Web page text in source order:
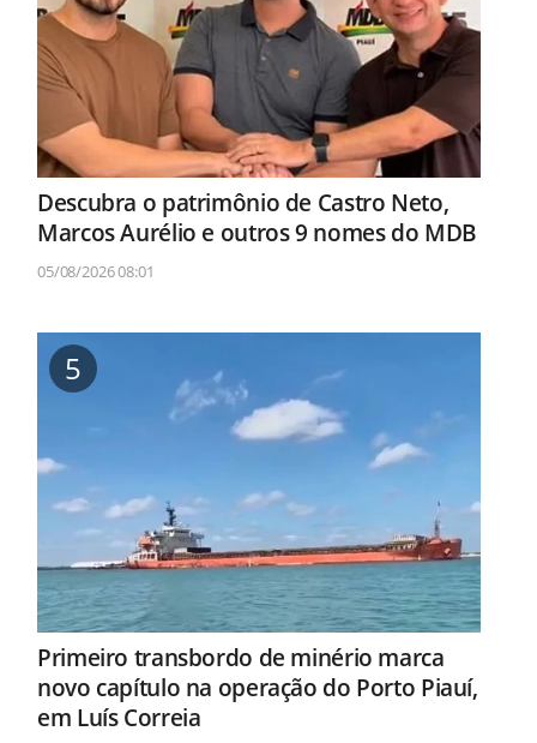
Descubra o patrimônio de Castro Neto,
Marcos Aurélio e outros 9 nomes do MDB
05/08/2026 08:01
5
Primeiro transbordo de minério marca
novo capítulo na operação do Porto Piauí,
em Luís Correia